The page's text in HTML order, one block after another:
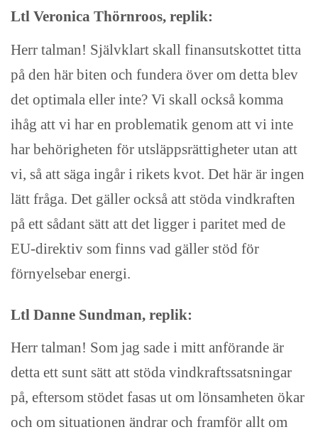
Ltl Veronica Thörnroos, replik:
Herr talman! Självklart skall finansutskottet titta
på den här biten och fundera över om detta blev
det optimala eller inte? Vi skall också komma
ihåg att vi har en problematik genom att vi inte
har behörigheten för utsläppsrättigheter utan att
vi, så att säga ingår i rikets kvot. Det här är ingen
lätt fråga. Det gäller också att stöda vindkraften
på ett sådant sätt att det ligger i paritet med de
EU-direktiv som finns vad gäller stöd för
förnyelsebar energi.
Ltl Danne Sundman, replik:
Herr talman! Som jag sade i mitt anförande är
detta ett sunt sätt att stöda vindkraftssatsningar
på, eftersom stödet fasas ut om lönsamheten ökar
och om situationen ändrar och framför allt om